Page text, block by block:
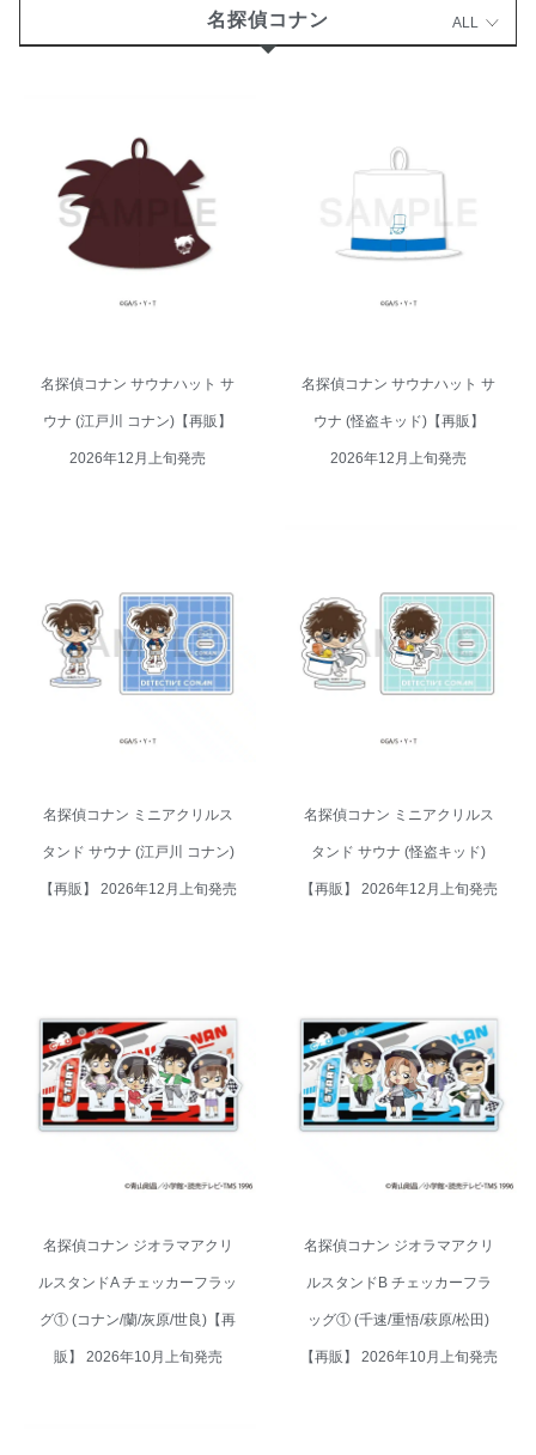
名探偵コナン ALL
名探偵コナン サウナハット サウ
ナ (江戸川 コナン)【再販】 2026
年12月上旬発売
名探偵コナン サウナハット サ
ウナ (江戸川 コナン)【再販】
2026年12月上旬発売
ナ (怪盗キッド)【再販】 2026年
12月上旬発売
名探偵コナン サウナハット サ
ウナ (怪盗キッド)【再販】
2026年12月上旬発売
名探偵コナン ミニアクリルスタ
ンド サウナ (江戸川 コナン)【再
販】 2026年12月上旬発売
名探偵コナン ミニアクリルス
タンド サウナ (江戸川 コナン)
【再販】 2026年12月上旬発売
名探偵コナン ミニアクリルスタ
ンド サウナ (怪盗キッド)【再
販】 2026年12月上旬発売
名探偵コナン ミニアクリルス
タンド サウナ (怪盗キッド)
【再販】 2026年12月上旬発売
名探偵コナン ジオラマアクリル
スタンドA チェッカーフラッグ①
(コナン/蘭/灰原/世良)【再販】
2026年10月上旬発売
名探偵コナン ジオラマアクリ
ルスタンドA チェッカーフラッ
グ① (コナン/蘭/灰原/世良)【再
販】 2026年10月上旬発売
名探偵コナン ジオラマアクリル
スタンドB チェッカーフラッグ
① (千速/重悟/萩原/松田)【再販】
2026年10月上旬発売
名探偵コナン ジオラマアクリ
ルスタンドB チェッカーフラ
ッグ① (千速/重悟/萩原/松田)
【再販】 2026年10月上旬発売